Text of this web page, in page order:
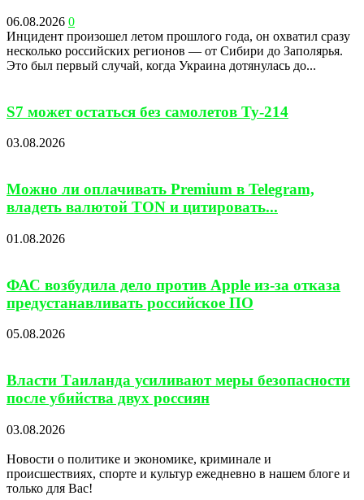
06.08.2026 0
Инцидент произошел летом прошлого года, он охватил сразу
несколько российских регионов — от Сибири до Заполярья.
Это был первый случай, когда Украина дотянулась до...
S7 может остаться без самолетов Ту-214
03.08.2026
Можно ли оплачивать Premium в Telegram,
владеть валютой TON и цитировать...
01.08.2026
ФАС возбудила дело против Apple из-за отказа
предустанавливать российское ПО
05.08.2026
Власти Таиланда усиливают меры безопасности
после убийства двух россиян
03.08.2026
Новости о политике и экономике, криминале и
происшествиях, спорте и культур ежедневно в нашем блоге и
только для Вас!